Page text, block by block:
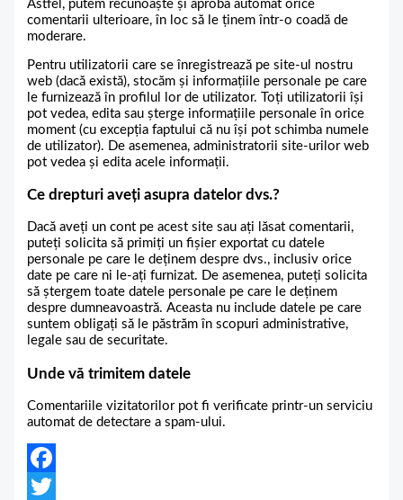
Astfel, putem recunoaște și aproba automat orice
comentarii ulterioare, în loc să le ținem într-o coadă de
moderare.
Pentru utilizatorii care se înregistrează pe site-ul nostru
web (dacă există), stocăm și informațiile personale pe care
le furnizează în profilul lor de utilizator. Toți utilizatorii își
pot vedea, edita sau șterge informațiile personale în orice
moment (cu excepția faptului că nu își pot schimba numele
de utilizator). De asemenea, administratorii site-urilor web
pot vedea și edita acele informații.
Ce drepturi aveți asupra datelor dvs.?
Dacă aveți un cont pe acest site sau ați lăsat comentarii,
puteți solicita să primiți un fișier exportat cu datele
personale pe care le deținem despre dvs., inclusiv orice
date pe care ni le-ați furnizat. De asemenea, puteți solicita
să ștergem toate datele personale pe care le deținem
despre dumneavoastră. Aceasta nu include datele pe care
suntem obligați să le păstrăm în scopuri administrative,
legale sau de securitate.
Unde vă trimitem datele
Comentariile vizitatorilor pot fi verificate printr-un serviciu
automat de detectare a spam-ului.
Facebook